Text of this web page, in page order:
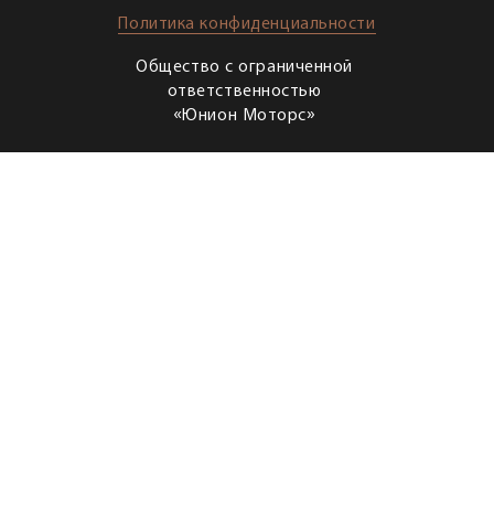
СХЕМА ПРОЕЗДАПолитика конфиденциальности
Общество с ограниченной
ответственностью
«Юнион Моторс»